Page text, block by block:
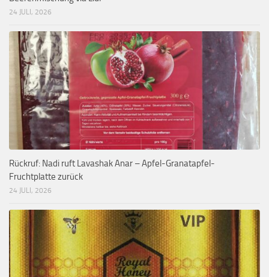
24 JULI, 2026
Rückruf: Nadi ruft Lavashak Anar – Apfel-Granatapfel-
Fruchtplatte zurück
24 JULI, 2026